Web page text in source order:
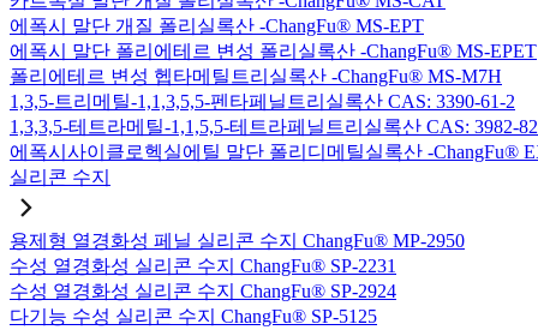
에폭시 말단 개질 폴리실록산 -ChangFu® MS-EPT
에폭시 말단 폴리에테르 변성 폴리실록산 -ChangFu® MS-EPET
폴리에테르 변성 헵타메틸트리실록산 -ChangFu® MS-M7H
1,3,5-트리메틸-1,1,3,5,5-펜타페닐트리실록산 CAS: 3390-61-2
1,3,3,5-테트라메틸-1,1,5,5-테트라페닐트리실록산 CAS: 3982-
에폭시사이클로헥실에틸 말단 폴리디메틸실록산 -ChangFu®
실리콘 수지
용제형 열경화성 페닐 실리콘 수지 ChangFu® MP-2950
수성 열경화성 실리콘 수지 ChangFu® SP-2231
수성 열경화성 실리콘 수지 ChangFu® SP-2924
다기능 수성 실리콘 수지 ChangFu® SP-5125